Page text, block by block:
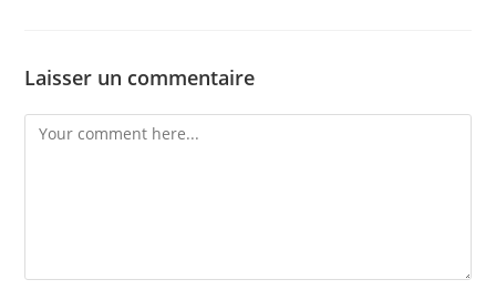
Laisser un commentaire